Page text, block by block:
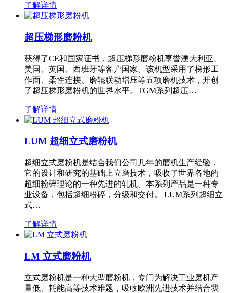
了解详情
超压梯形磨粉机
获得了CE和国家证书，超压梯形磨粉机享誉澳大利亚、
美国、英国、西班牙等客户国家。该机型采用了梯形工
作面、柔性连接、磨辊联动增压等五项磨机技术，开创
了超压梯形磨粉机的世界水平。TGM系列超压…
了解详情
LUM 超细立式磨粉机
超细立式磨粉机是结合我们公司几年的磨机生产经验，
它的设计和研究的基础上立磨技术，吸收了世界各地的
超细粉碎理论的一种先进的轧机。本系列产品是一种专
业设备，包括超细粉碎，分级和交付。 LUM系列超细立
式…
了解详情
LM 立式磨粉机
立式磨粉机是一种大型磨粉机，专门为解决工业磨机产
量低、耗能高等技术难题，吸收欧洲先进技术并结合我